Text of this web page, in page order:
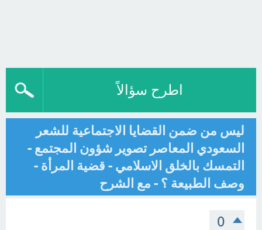
اطرح سؤالاً
ليس من ضمن القضايا الاجتماعية للشعر
السعودي المعاصر تصوير شؤون المجتمع -
التمسك بالخلق الاسلامي - قضية المرأة -
وصف الطبيعة ؟ - مع الشرح
0